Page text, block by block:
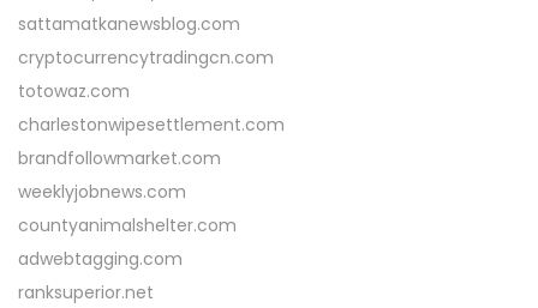
sattamatkanewsblog.com
cryptocurrencytradingcn.com
totowaz.com
charlestonwipesettlement.com
brandfollowmarket.com
weeklyjobnews.com
countyanimalshelter.com
adwebtagging.com
ranksuperior.net